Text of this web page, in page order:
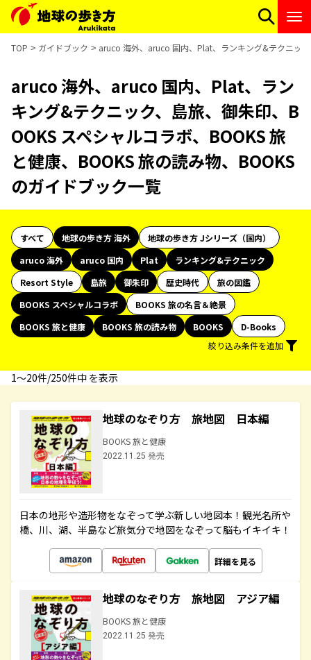
TOP ガイドブック aruco 海外、aruco 国内、Plat、ランキング&テクニッ
aruco 海外、aruco 国内、Plat、ラン
キング&テクニック、島旅、御朱印、B
OOKS スペシャルコラボ、BOOKS 旅
と健康、BOOKS 旅の読み物、BOOKS
のガイドブック一覧
すべて 地球の歩き方 海外
地球の歩き方 Jシリーズ（国内）
aruco 海外
aruco 国内 Plat
ランキング&テクニック
Resort Style
島旅 御朱印 歴史時代
旅の図鑑
BOOKS スペシャルコラボ
BOOKS 旅の名言＆絶景
BOOKS 旅と健康
BOOKS 旅の読み物 BOOKS
D-Books
絞り込み条件を追加
1〜20件/250件中 を表示
地球のなぞり方 旅地図 日本編
BOOKS 旅と健康
2022.11.25 発売
日本の地形や造形物をなぞって学ぶ新しい地図本！観光名所や
橋、川、湖、半島など旅気分で地図をなぞって脳もイキイキ！
詳細を見る
地球のなぞり方 旅地図 アジア編
BOOKS 旅と健康
2022.11.25 発売